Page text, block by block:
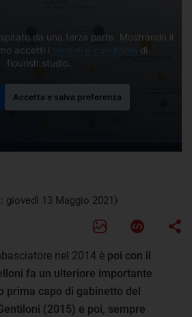
da una terza parte. Mostrando il
accetti i termini e condizioni di
flourish.studio.
Accetta e salva preferenza
giovedì 13 Maggio 2021)
nel 2014 è poi con il
fa un ulteriore importante
prima capo di gabinetto del
(2015) e poi, sempre